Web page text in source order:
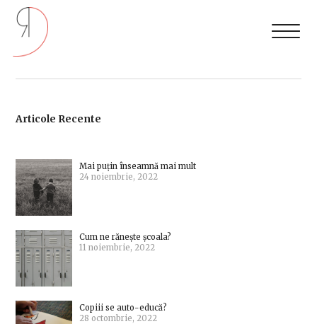
Articole Recente
Mai puțin înseamnă mai mult
24 noiembrie, 2022
Cum ne rănește școala?
11 noiembrie, 2022
Copiii se auto-educă?
28 octombrie, 2022